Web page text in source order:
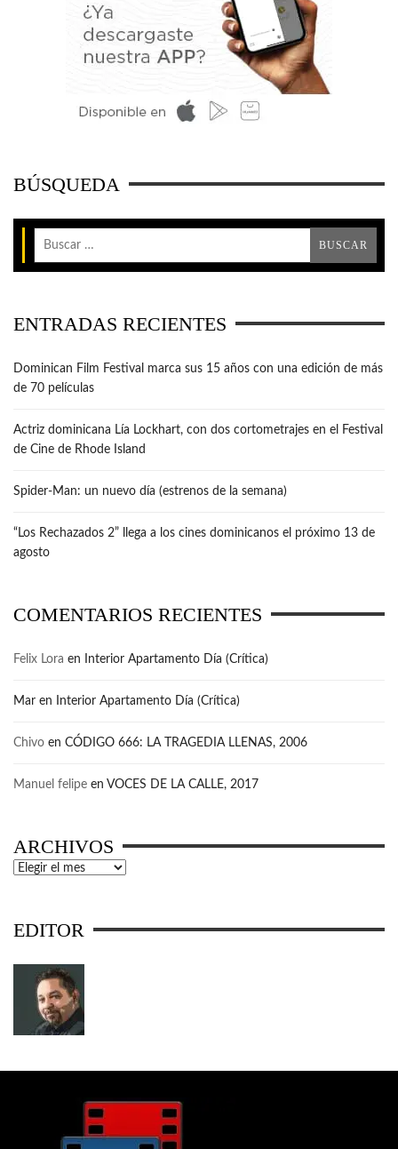
BÚSQUEDA
ENTRADAS RECIENTES
Dominican Film Festival marca sus 15 años con una edición de más
de 70 películas
Actriz dominicana Lía Lockhart, con dos cortometrajes en el Festival
de Cine de Rhode Island
Spider-Man: un nuevo día (estrenos de la semana)
“Los Rechazados 2” llega a los cines dominicanos el próximo 13 de
agosto
COMENTARIOS RECIENTES
Felix Lora en Interior Apartamento Día (Crítica)
Mar en Interior Apartamento Día (Crítica)
Chivo en CÓDIGO 666: LA TRAGEDIA LLENAS, 2006
Manuel felipe en VOCES DE LA CALLE, 2017
ARCHIVOS
Archivos
EDITOR